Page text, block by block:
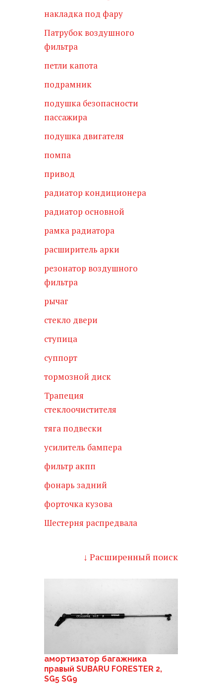
накладка под фару
Патрубок воздушного
фильтра
петли капота
подрамник
подушка безопасности
пассажира
подушка двигателя
помпа
привод
радиатор кондиционера
радиатор основной
рамка радиатора
расширитель арки
резонатор воздушного
фильтра
рычаг
стекло двери
ступица
суппорт
тормозной диск
Трапеция
стеклоочистителя
тяга подвески
усилитель бампера
фильтр акпп
фонарь задний
форточка кузова
Шестерня распредвала
↓ Расширенный поиск
амортизатор багажника
правый SUBARU FORESTER 2,
SG5 SG9